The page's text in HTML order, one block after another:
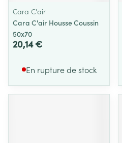
Cara C'air
Cara C'air Housse Coussin
50x70
20,14 €
En rupture de stock